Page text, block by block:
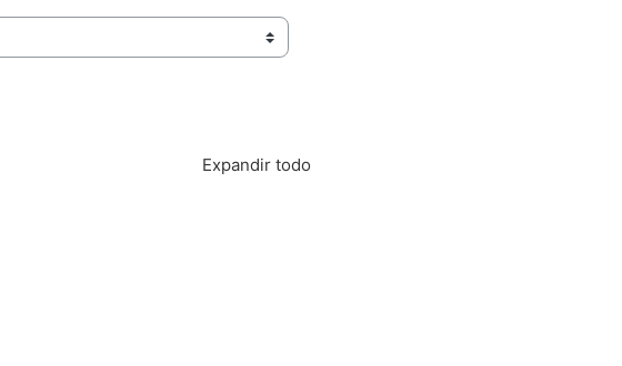
Expandir todo